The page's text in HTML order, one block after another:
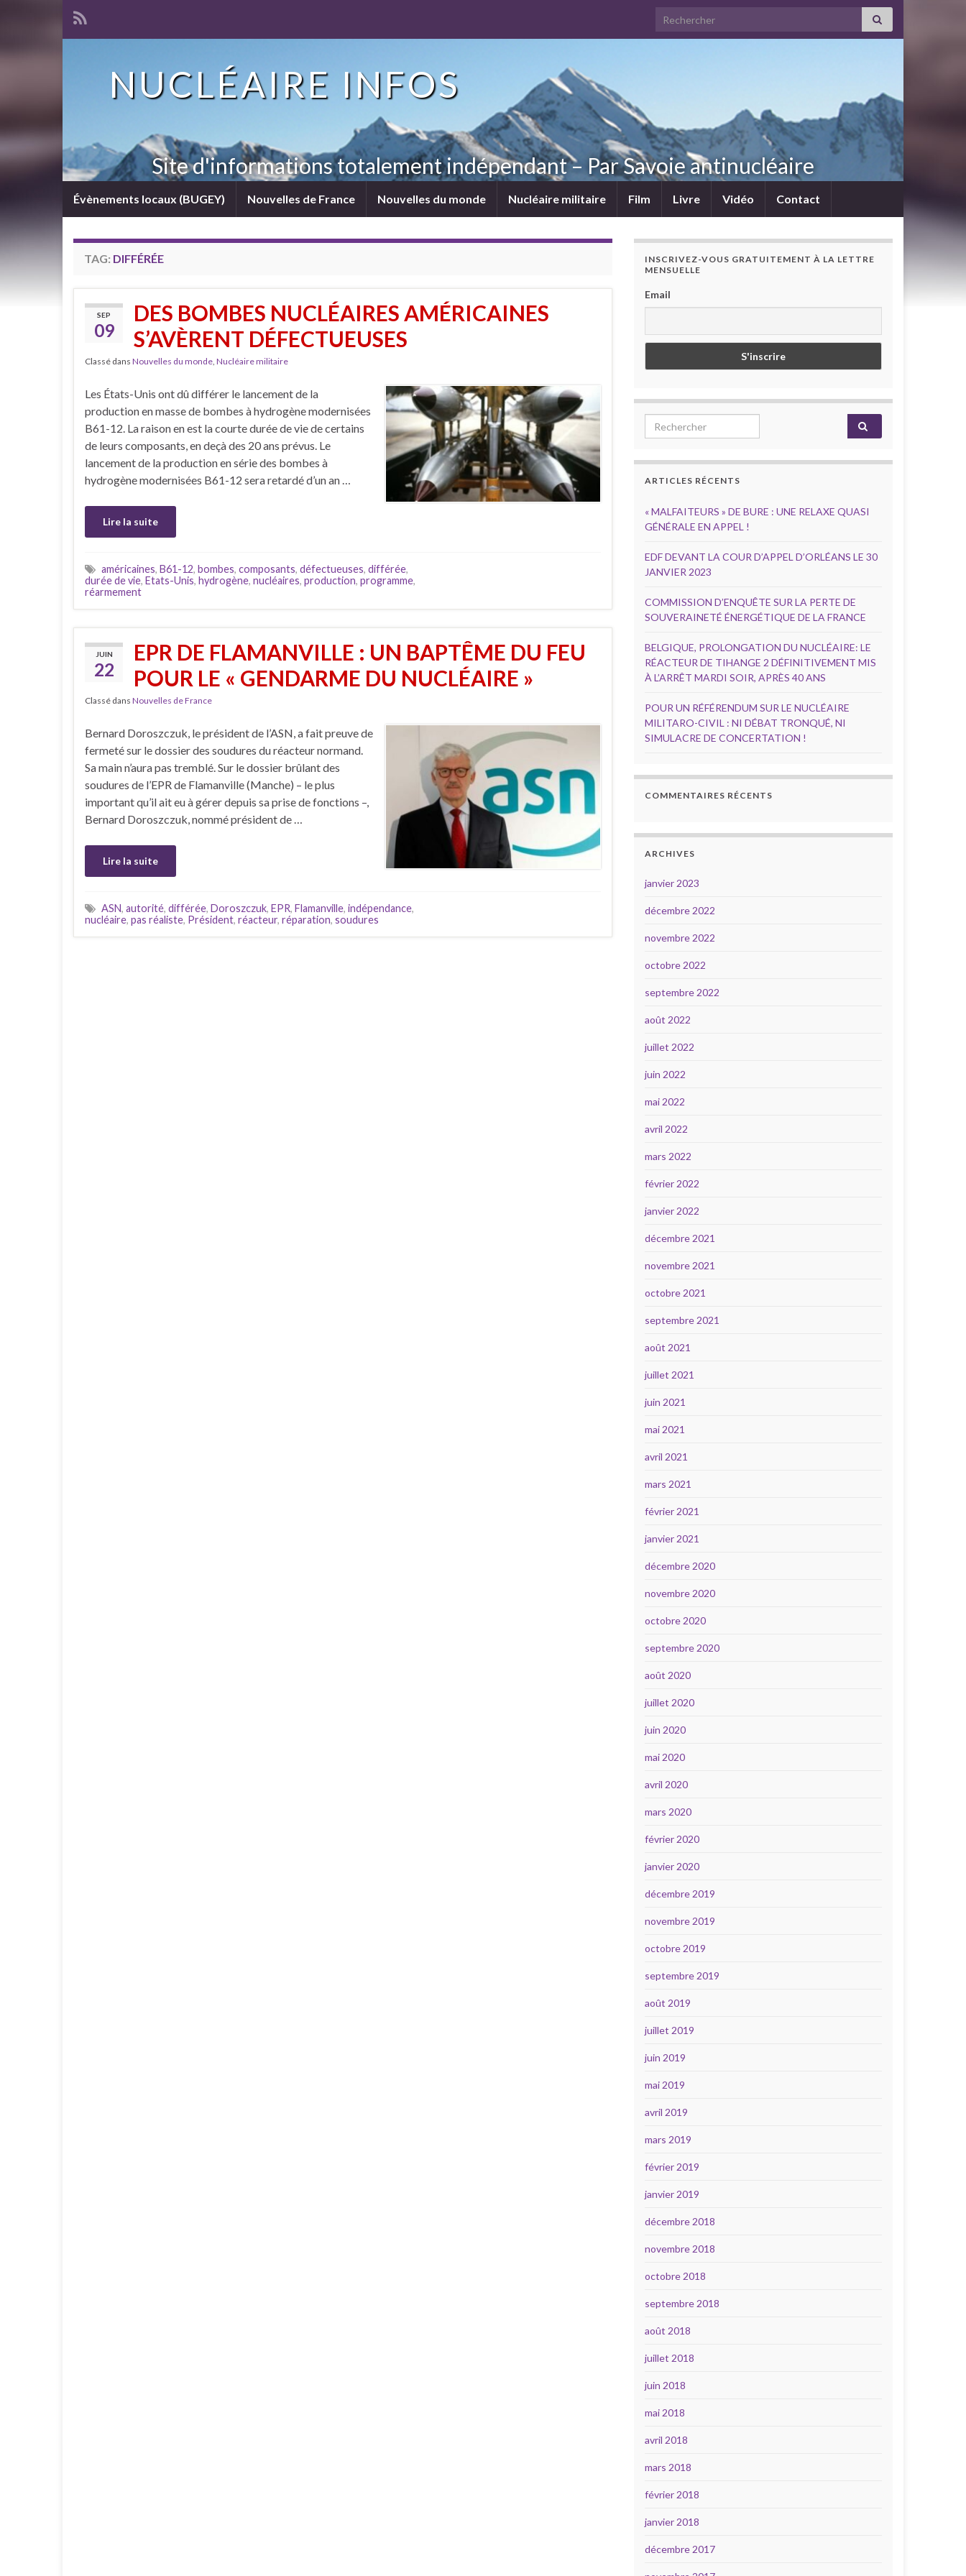
Search for:
NUCLÉAIRE INFOS
Site d'informations totalement indépendant – Par Savoie antinucléaire
Évènements locaux (BUGEY) Nouvelles de France Nouvelles du monde Nucléaire militaire Film Livre Vidéo Contact
TAG: DIFFÉRÉE
SEP
09
DES BOMBES NUCLÉAIRES AMÉRICAINES
S’AVÈRENT DÉFECTUEUSES
Classé dans Nouvelles du monde, Nucléaire militaire
Les États-Unis ont dû différer le lancement de la
production en masse de bombes à hydrogène modernisées
B61-12. La raison en est la courte durée de vie de certains
de leurs composants, en deçà des 20 ans prévus. Le
lancement de la production en série des bombes à
hydrogène modernisées B61-12 sera retardé d’un an …
Lire la suite
américaines, B61-12, bombes, composants, défectueuses, différée,
durée de vie, Etats-Unis, hydrogène, nucléaires, production, programme,
réarmement
JUIN
22
EPR DE FLAMANVILLE : UN BAPTÊME DU FEU
POUR LE « GENDARME DU NUCLÉAIRE »
Classé dans Nouvelles de France
Bernard Doroszczuk, le président de l’ASN, a fait preuve de
fermeté sur le dossier des soudures du réacteur normand.
Sa main n’aura pas tremblé. Sur le dossier brûlant des
soudures de l’EPR de Flamanville (Manche) – le plus
important qu’il ait eu à gérer depuis sa prise de fonctions –,
Bernard Doroszczuk, nommé président de …
Lire la suite
ASN, autorité, différée, Doroszczuk, EPR, Flamanville, indépendance,
nucléaire, pas réaliste, Président, réacteur, réparation, soudures
INSCRIVEZ-VOUS GRATUITEMENT À LA LETTRE
MENSUELLE
Email
Search for:
ARTICLES RÉCENTS
« MALFAITEURS » DE BURE : UNE RELAXE QUASI
GÉNÉRALE EN APPEL !
EDF DEVANT LA COUR D’APPEL D’ORLÉANS LE 30
JANVIER 2023
COMMISSION D’ENQUÊTE SUR LA PERTE DE
SOUVERAINETÉ ÉNERGÉTIQUE DE LA FRANCE
BELGIQUE, PROLONGATION DU NUCLÉAIRE: LE
RÉACTEUR DE TIHANGE 2 DÉFINITIVEMENT MIS
À L’ARRÊT MARDI SOIR, APRÈS 40 ANS
POUR UN RÉFÉRENDUM SUR LE NUCLÉAIRE
MILITARO-CIVIL : NI DÉBAT TRONQUÉ, NI
SIMULACRE DE CONCERTATION !
COMMENTAIRES RÉCENTS
ARCHIVES
janvier 2023
décembre 2022
novembre 2022
octobre 2022
septembre 2022
août 2022
juillet 2022
juin 2022
mai 2022
avril 2022
mars 2022
février 2022
janvier 2022
décembre 2021
novembre 2021
octobre 2021
septembre 2021
août 2021
juillet 2021
juin 2021
mai 2021
avril 2021
mars 2021
février 2021
janvier 2021
décembre 2020
novembre 2020
octobre 2020
septembre 2020
août 2020
juillet 2020
juin 2020
mai 2020
avril 2020
mars 2020
février 2020
janvier 2020
décembre 2019
novembre 2019
octobre 2019
septembre 2019
août 2019
juillet 2019
juin 2019
mai 2019
avril 2019
mars 2019
février 2019
janvier 2019
décembre 2018
novembre 2018
octobre 2018
septembre 2018
août 2018
juillet 2018
juin 2018
mai 2018
avril 2018
mars 2018
février 2018
janvier 2018
décembre 2017